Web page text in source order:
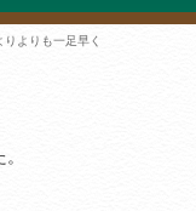
りよりも一足早く